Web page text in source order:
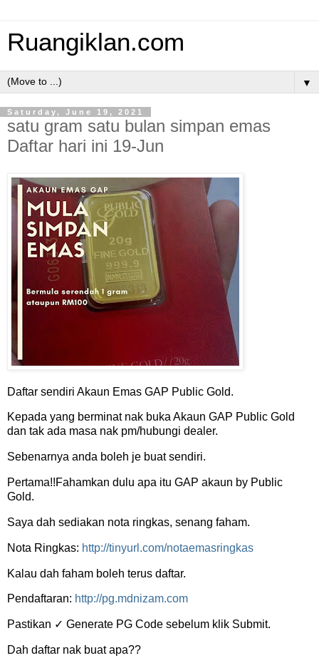
Ruangiklan.com
▼
Saturday, June 19, 2021
satu gram satu bulan simpan emas
Daftar hari ini 19-Jun
Daftar sendiri Akaun Emas GAP Public Gold.
Kepada yang berminat nak buka Akaun GAP Public Gold
dan tak ada masa nak pm/hubungi dealer.
Sebenarnya anda boleh je buat sendiri.
Pertama!!Fahamkan dulu apa itu GAP akaun by Public
Gold.
Saya dah sediakan nota ringkas, senang faham.
Nota Ringkas: http://tinyurl.com/notaemasringkas
Kalau dah faham boleh terus daftar.
Pendaftaran: http://pg.mdnizam.com
Pastikan ✓ Generate PG Code sebelum klik Submit.
Dah daftar nak buat apa??